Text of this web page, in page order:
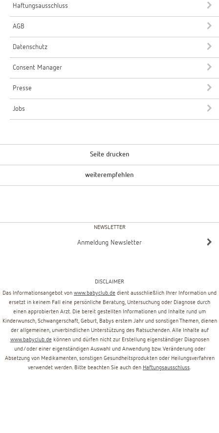
Haftungsausschluss
AGB
Datenschutz
Consent Manager
Presse
Jobs
Seite drucken
weiterempfehlen
NEWSLETTER
Anmeldung Newsletter
DISCLAIMER
Das Informationsangebot von www.babyclub.de dient ausschließlich Ihrer Information und
ersetzt in keinem Fall eine persönliche Beratung, Untersuchung oder Diagnose durch
einen approbierten Arzt. Die bereit gestellten Informationen und Inhalte rund um
Kinderwunsch, Schwangerschaft, Geburt, Babys erstem Jahr und sonstigen Themen, dienen
der allgemeinen, unverbindlichen Unterstützung des Ratsuchenden. Alle Inhalte auf
www.babyclub.de können und dürfen nicht zur Erstellung eigenständiger Diagnosen
und/oder einer eigenständigen Auswahl und Anwendung bzw. Veränderung oder
Absetzung von Medikamenten, sonstigen Gesundheitsprodukten oder Heilungsverfahren
verwendet werden. Bitte beachten Sie auch den Haftungsausschluss.